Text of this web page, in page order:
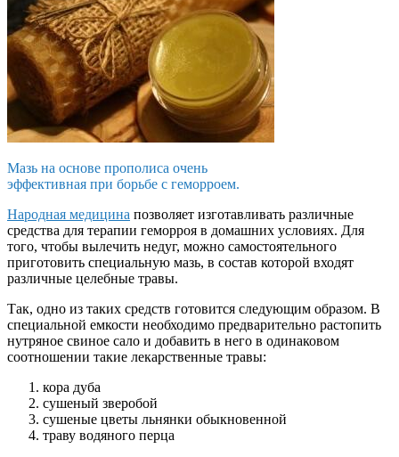
Мазь на основе прополиса очень
эффективная при борьбе с геморроем.
Народная медицина позволяет изготавливать различные
средства для терапии геморроя в домашних условиях. Для
того, чтобы вылечить недуг, можно самостоятельного
приготовить специальную мазь, в состав которой входят
различные целебные травы.
Так, одно из таких средств готовится следующим образом. В
специальной емкости необходимо предварительно растопить
нутряное свиное сало и добавить в него в одинаковом
соотношении такие лекарственные травы:
кора дуба
сушеный зверобой
сушеные цветы льнянки обыкновенной
траву водяного перца